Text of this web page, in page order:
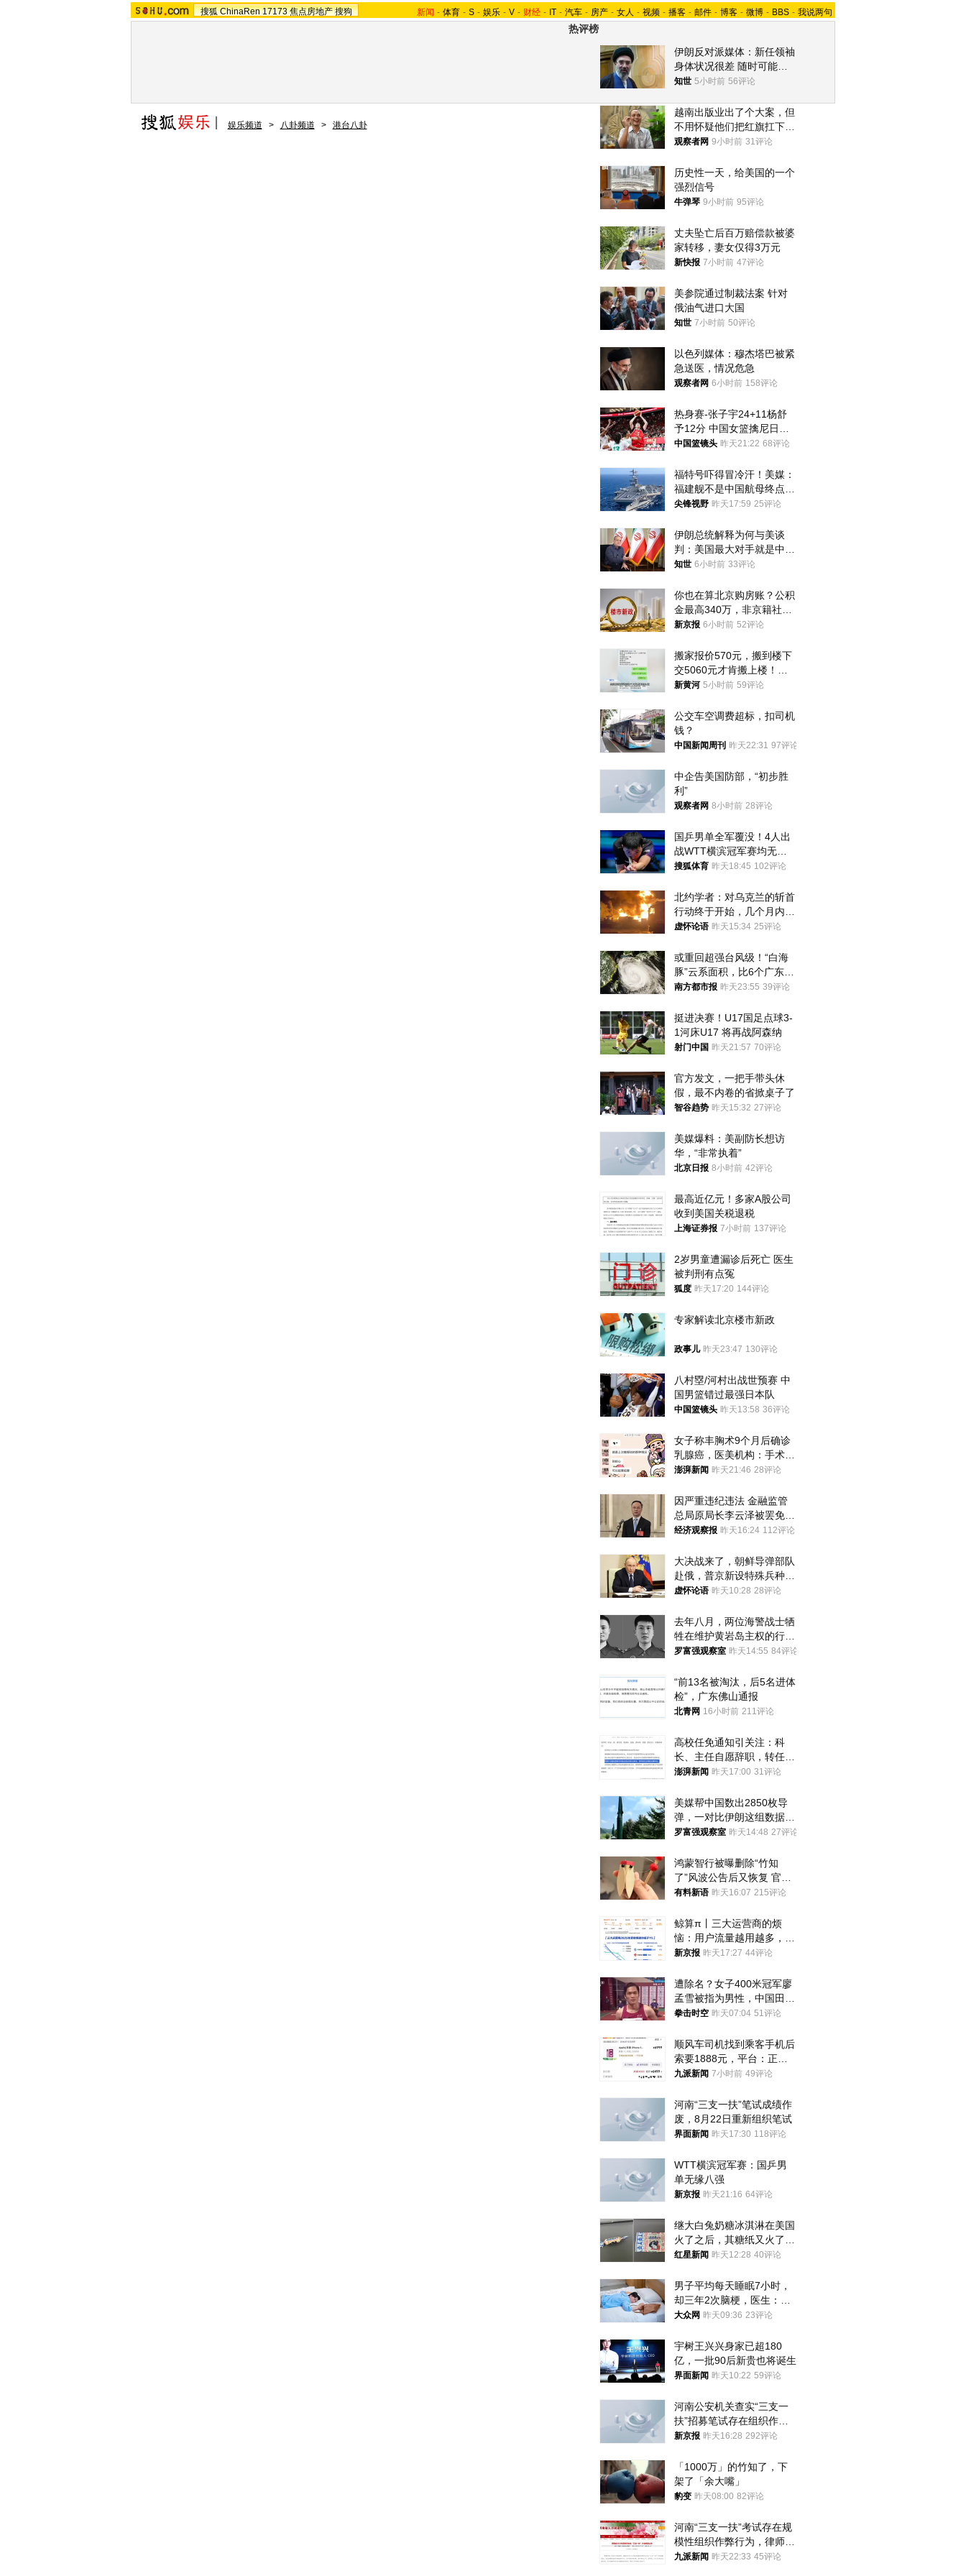
搜狐 ChinaRen 17173 焦点房地产 搜狗 新闻 - 体育 - S - 娱乐 - V - 财经 - IT - 汽车 - 房产 - 女人 - 视频 - 播客 - 邮件 - 博客 - 微博 - BBS - 我说两句
热评榜
伊朗反对派媒体：新任领袖
身体状况很差 随时可能离
世
知世 5小时前 56评论
越南出版业出了个大案，但
不用怀疑他们把红旗扛下去
的决心
观察者网 9小时前 31评论
历史性一天，给美国的一个
强烈信号
牛弹琴 9小时前 95评论
丈夫坠亡后百万赔偿款被婆
家转移，妻女仅得3万元
新快报 7小时前 47评论
美参院通过制裁法案 针对
俄油气进口大国
知世 7小时前 50评论
以色列媒体：穆杰塔巴被紧
急送医，情况危急
观察者网 6小时前 158评论
热身赛-张子宇24+11杨舒
予12分 中国女篮擒尼日利
亚
中国篮镜头 昨天21:22 68评论
福特号吓得冒冷汗！美媒：
福建舰不是中国航母终点，
而是新起点！
尖锋视野 昨天17:59 25评论
伊朗总统解释为何与美谈
判：美国最大对手就是中
国，但他们也在对话
知世 6小时前 33评论
你也在算北京购房账？公积
金最高340万，非京籍社保
1年
新京报 6小时前 52评论
搬家报价570元，搬到楼下
交5060元才肯搬上楼！女
子傻眼了……
新黄河 5小时前 59评论
公交车空调费超标，扣司机
钱？
中国新闻周刊 昨天22:31 97评论
中企告美国防部，“初步胜
利”
观察者网 8小时前 28评论
国乒男单全军覆没！4人出
战WTT横滨冠军赛均无缘
八强
搜狐体育 昨天18:45 102评论
北约学者：对乌克兰的斩首
行动终于开始，几个月内乌
将投降
虚怀论语 昨天15:34 25评论
或重回超强台风级！“白海
豚”云系面积，比6个广东还
大！深圳官方：注意这件事
南方都市报 昨天23:55 39评论
挺进决赛！U17国足点球3-
1河床U17 将再战阿森纳
射门中国 昨天21:57 70评论
官方发文，一把手带头休
假，最不内卷的省掀桌子了
智谷趋势 昨天15:32 27评论
美媒爆料：美副防长想访
华，“非常执着”
北京日报 8小时前 42评论
最高近亿元！多家A股公司
收到美国关税退税
上海证券报 7小时前 137评论
2岁男童遭漏诊后死亡 医生
被判刑有点冤
狐度 昨天17:20 144评论
专家解读北京楼市新政
政事儿 昨天23:47 130评论
八村塁/河村出战世预赛 中
国男篮错过最强日本队
中国篮镜头 昨天13:58 36评论
女子称丰胸术9个月后确诊
乳腺癌，医美机构：手术不
可能引发癌症，建议走司法
澎湃新闻 昨天21:46 28评论
因严重违纪违法 金融监管
总局原局长李云泽被罢免全
国人大代表
经济观察报 昨天16:24 112评论
大决战来了，朝鲜导弹部队
赴俄，普京新设特殊兵种，
76岁老将扛旗
虚怀论语 昨天10:28 28评论
去年八月，两位海警战士牺
牲在维护黄岩岛主权的行动
中
罗富强观察室 昨天14:55 84评论
“前13名被淘汰，后5名进体
检”，广东佛山通报
北青网 16小时前 211评论
高校任免通知引关注：科
长、主任自愿辞职，转任思
政辅导员
澎湃新闻 昨天17:00 31评论
美媒帮中国数出2850枚导
弹，一对比伊朗这组数据，
发现出大事了
罗富强观察室 昨天14:48 27评论
鸿蒙智行被曝删除“竹知
了”风波公告后又恢复 官媒
曾力挺：劝华为要大度的，
有料新语 昨天16:07 215评论
鲸算π丨三大运营商的烦
恼：用户流量越用越多，收
入却越来越少
新京报 昨天17:27 44评论
遭除名？女子400米冠军廖
孟雪被指为男性，中国田协
默不作声
拳击时空 昨天07:04 51评论
顺风车司机找到乘客手机后
索要1888元，平台：正和
司机沟通协商
九派新闻 7小时前 49评论
河南“三支一扶”笔试成绩作
废，8月22日重新组织笔试
界面新闻 昨天17:30 118评论
WTT横滨冠军赛：国乒男
单无缘八强
新京报 昨天21:16 64评论
继大白兔奶糖冰淇淋在美国
火了之后，其糖纸又火了！
海外博主盛赞：平面设计经
红星新闻 昨天12:28 40评论
男子平均每天睡眠7小时，
却三年2次脑梗，医生：这
样睡觉更伤身
大众网 昨天09:36 23评论
宇树王兴兴身家已超180
亿，一批90后新贵也将诞生
界面新闻 昨天10:22 59评论
河南公安机关查实“三支一
扶”招募笔试存在组织作弊
犯罪行为
新京报 昨天16:28 292评论
「1000万」的竹知了，下
架了「余大嘴」
豹变 昨天08:00 82评论
河南“三支一扶”考试存在规
模性组织作弊行为，律师：
涉嫌非法获取国家秘密罪等
九派新闻 昨天22:33 45评论
娱乐频道 > 八卦频道 > 港台八卦